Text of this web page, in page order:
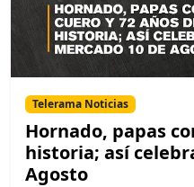
Telerama Noticias
Hornado, papas
historia; así
Agosto